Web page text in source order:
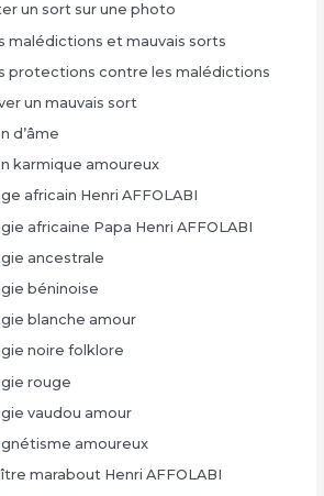
un sort sur une photo
malédictions et mauvais sorts
protections contre les malédictions
un mauvais sort
d’âme
karmique amoureux
africain Henri AFFOLABI
africaine Papa Henri AFFOLABI
ancestrale
béninoise
blanche amour
noire folklore
rouge
vaudou amour
amoureux
marabout Henri AFFOLABI